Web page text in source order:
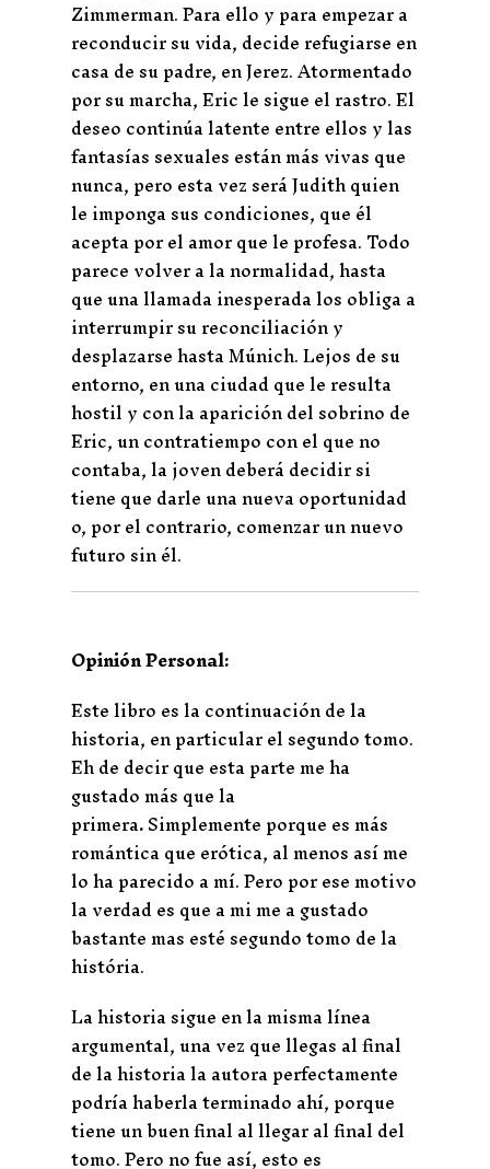
Zimmerman. Para ello y para empezar a
reconducir su vida, decide refugiarse en
casa de su padre, en Jerez. Atormentado
por su marcha, Eric le sigue el rastro. El
deseo continúa latente entre ellos y las
fantasías sexuales están más vivas que
nunca, pero esta vez será Judith quien
le imponga sus condiciones, que él
acepta por el amor que le profesa. Todo
parece volver a la normalidad, hasta
que una llamada inesperada los obliga a
interrumpir su reconciliación y
desplazarse hasta Múnich. Lejos de su
entorno, en una ciudad que le resulta
hostil y con la aparición del sobrino de
Eric, un contratiempo con el que no
contaba, la joven deberá decidir si
tiene que darle una nueva oportunidad
o, por el contrario, comenzar un nuevo
futuro sin él.
Opinión Personal:
Este libro es la continuación de la
historia, en particular el segundo tomo.
Eh de decir que esta parte me ha
gustado más que la
primera.Simplemente porque es más
romántica que erótica, al menos así me
lo ha parecido a mí. Pero por ese motivo
la verdad es que a mi me a gustado
bastante mas esté segundo tomo de la
história.
La historia sigue en la misma línea
argumental, una vez que llegas al final
de la historia la autora perfectamente
podría haberla terminado ahí, porque
tiene un buen final al llegar al final del
tomo. Pero no fue así, esto es